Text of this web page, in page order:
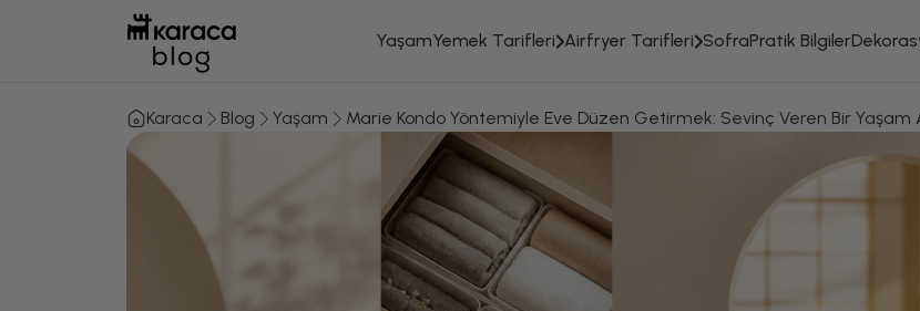
YaşamYemek Tarifleri Airfryer Tarifleri SofraPratik Bilgiler
Karaca Blog Yaşam Marie Kondo Yöntemiyle Eve Düzen Getirmek: Sevinç Veren Bir Yaşam